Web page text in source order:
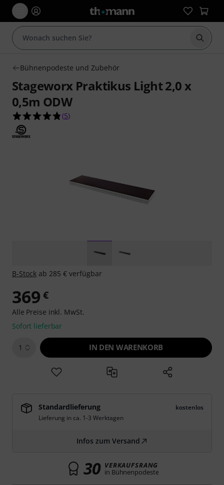
Suche
Bühnenpodeste und Zubehör
Stageworx Praktikus Light 2,0 x
0,5m ODW
4.8 von 5 Sternen aus 5 Kundenbewertungen
(5)
B-Stock ab 285 € verfügbar
369 €
Alle Preise inkl. MwSt.
Sofort lieferbar
1 IN DEN WARENKORB
Standardlieferung
kostenlos
Lieferung in ca. 1-3 Werktagen
Infos zum Versand
30 VERKAUFSRANG
in Bühnenpodeste